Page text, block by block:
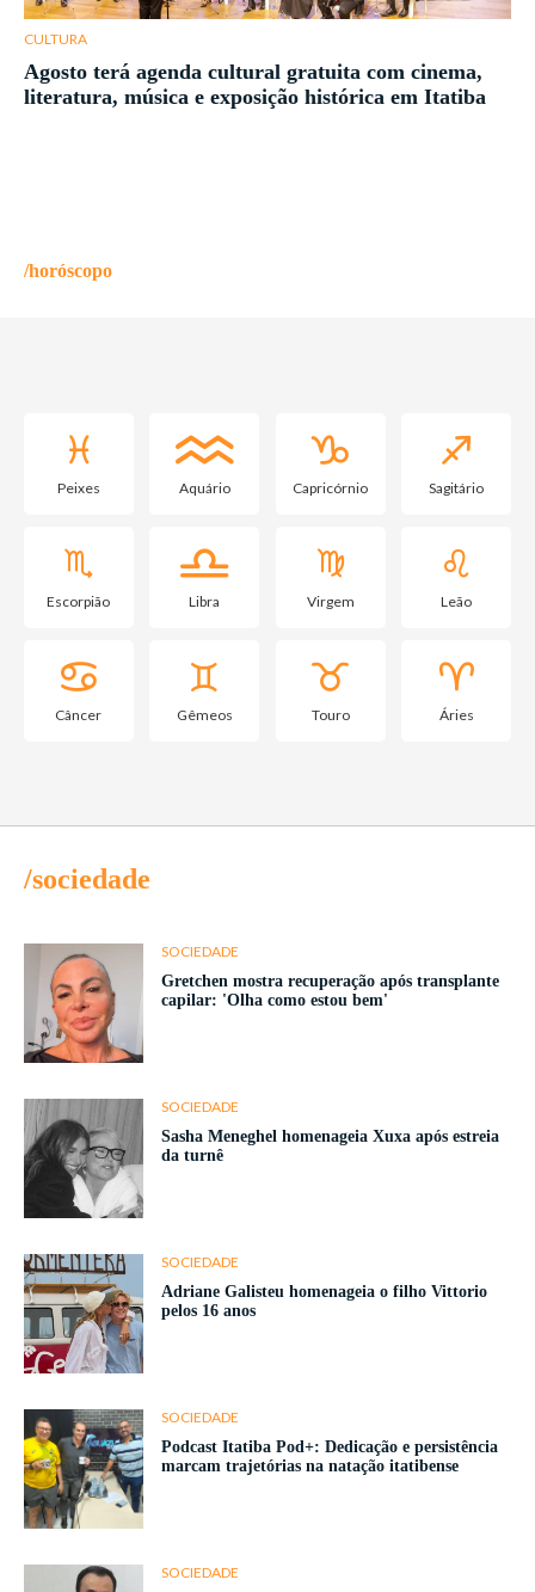
CULTURA
Agosto terá agenda cultural gratuita com cinema,
literatura, música e exposição histórica em Itatiba
/horóscopo
Peixes Aquário Capricórnio Sagitário
Escorpião Libra Virgem Leão
Câncer Gêmeos Touro Áries
/sociedade
SOCIEDADE
Gretchen mostra recuperação após transplante
capilar: 'Olha como estou bem'
SOCIEDADE
Sasha Meneghel homenageia Xuxa após estreia
da turnê
SOCIEDADE
Adriane Galisteu homenageia o filho Vittorio
pelos 16 anos
SOCIEDADE
Podcast Itatiba Pod+: Dedicação e persistência
marcam trajetórias na natação itatibense
SOCIEDADE